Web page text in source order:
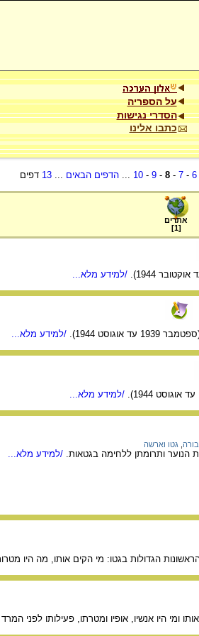
על הספריה
הסדרי נגישות
כתבו אלינו
6
-
7
-
8
-
9
-
10
...הדפים הבאים ...
13 דפים
אתרים
[
1
]
/למידע מלא...
1944). /למידע מלא...
/למידע מלא...
גטו וארשה
הנוער ותרומתן ללחימה בגטאות. /למידע מלא...
הגדולות בגטו: מי הקים אותו, מה היו
ומי היו אנשיו, אופיו ומטרתו, פעילותו לפני